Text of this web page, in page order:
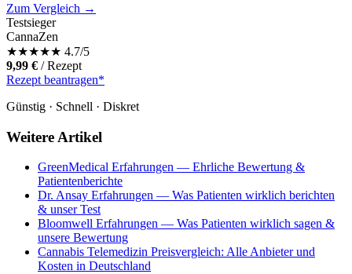
Zum Vergleich →
Testsieger
CannaZen
★★★★★ 4.7/5
9,99 € / Rezept
Rezept beantragen*
Günstig · Schnell · Diskret
Weitere Artikel
GreenMedical Erfahrungen — Ehrliche Bewertung &
Patientenberichte
Dr. Ansay Erfahrungen — Was Patienten wirklich berichten
& unser Test
Bloomwell Erfahrungen — Was Patienten wirklich sagen &
unsere Bewertung
Cannabis Telemedizin Preisvergleich: Alle Anbieter und
Kosten in Deutschland